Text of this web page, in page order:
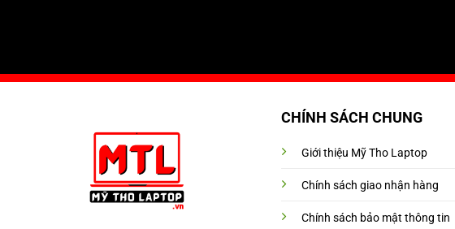
CHÍNH SÁCH CHUNG
Giới thiệu Mỹ Tho Laptop
Chính sách giao nhận hàng
Chính sách bảo mật thông tin